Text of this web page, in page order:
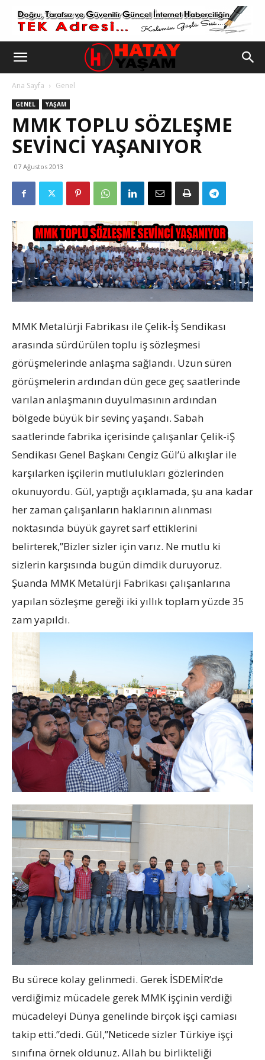
Ana Sayfa Genel
GENEL YAŞAM
MMK TOPLU SÖZLEŞME
SEVİNCİ YAŞANIYOR
07 Ağustos 2013
MMK Metalürji Fabrikası ile Çelik-İş Sendikası
arasında sürdürülen toplu iş sözleşmesi
görüşmelerinde anlaşma sağlandı. Uzun süren
görüşmelerin ardından dün gece geç saatlerinde
varılan anlaşmanın duyulmasının ardından
bölgede büyük bir sevinç yaşandı. Sabah
saatlerinde fabrika içerisinde çalışanlar Çelik-iŞ
Sendikası Genel Başkanı Cengiz Gül’ü alkışlar ile
karşılarken işçilerin mutlulukları gözlerinden
okunuyordu. Gül, yaptığı açıklamada, şu ana kadar
her zaman çalışanların haklarının alınması
noktasında büyük gayret sarf ettiklerini
belirterek,”Bizler sizler için varız. Ne mutlu ki
sizlerin karşısında bugün dimdik duruyoruz.
Şuanda MMK Metalürji Fabrikası çalışanlarına
yapılan sözleşme gereği iki yıllık toplam yüzde 35
zam yapıldı.
Bu sürece kolay gelinmedi. Gerek İSDEMİR’de
verdiğimiz mücadele gerek MMK işçinin verdiği
mücadeleyi Dünya genelinde birçok işçi camiası
takip etti.”dedi. Gül,”Neticede sizler Türkiye işçi
sınıfına örnek oldunuz. Allah bu birlikteliği